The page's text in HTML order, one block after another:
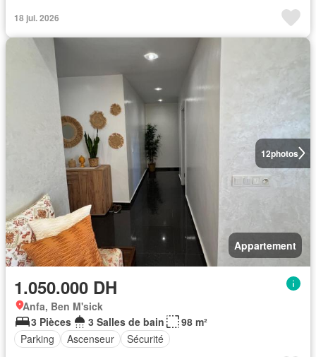
18 jui. 2026
12photos
Appartement
1.050.000 DH
Anfa, Ben M'sick
3 Pièces
3 Salles de bain
98 m²
Parking
Ascenseur Sécurité